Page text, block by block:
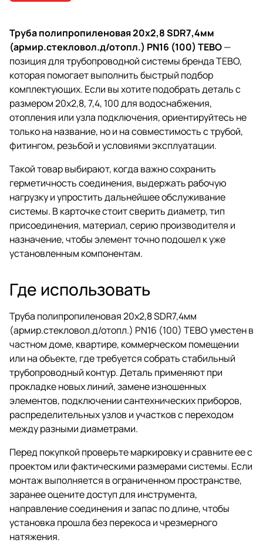
Труба полипропиленовая 20х2,8 SDR7,4мм
(армир.стекловол.д/отопл.) PN16 (100) TEBO—
позиция для трубопроводной системы бренда TEBO,
которая помогает выполнить быстрый подбор
комплектующих. Если вы хотите подобрать деталь с
размером 20х2,8, 7,4, 100 для водоснабжения,
отопления или узла подключения, ориентируйтесь не
только на название, но и на совместимость с трубой,
фитингом, резьбой и условиями эксплуатации.
Такой товар выбирают, когда важно сохранить
герметичность соединения, выдержать рабочую
нагрузку и упростить дальнейшее обслуживание
системы. В карточке стоит сверить диаметр, тип
присоединения, материал, серию производителя и
назначение, чтобы элемент точно подошел к уже
установленным компонентам.
Где использовать
Труба полипропиленовая 20х2,8 SDR7,4мм
(армир.стекловол.д/отопл.) PN16 (100) TEBO уместен в
частном доме, квартире, коммерческом помещении
или на объекте, где требуется собрать стабильный
трубопроводный контур. Деталь применяют при
прокладке новых линий, замене изношенных
элементов, подключении сантехнических приборов,
распределительных узлов и участков с переходом
между разными диаметрами.
Перед покупкой проверьте маркировку и сравните ее с
проектом или фактическими размерами системы. Если
монтаж выполняется в ограниченном пространстве,
заранее оцените доступ для инструмента,
направление соединения и запас по длине, чтобы
установка прошла без перекоса и чрезмерного
натяжения.